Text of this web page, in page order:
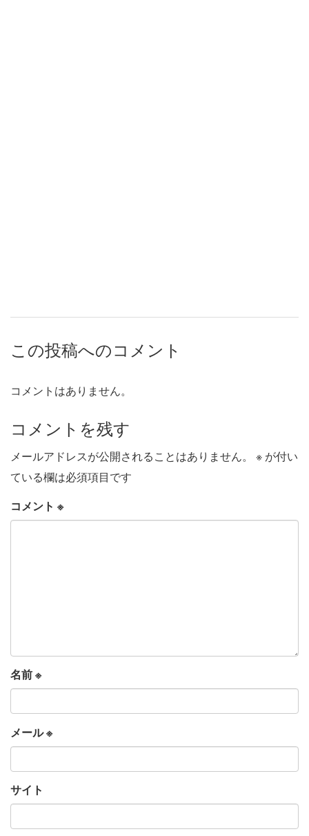
この投稿へのコメント
コメントはありません。
コメントを残す
メールアドレスが公開されることはありません。 ※ が付い
ている欄は必須項目です
コメント ※
名前※
メール※
サイト